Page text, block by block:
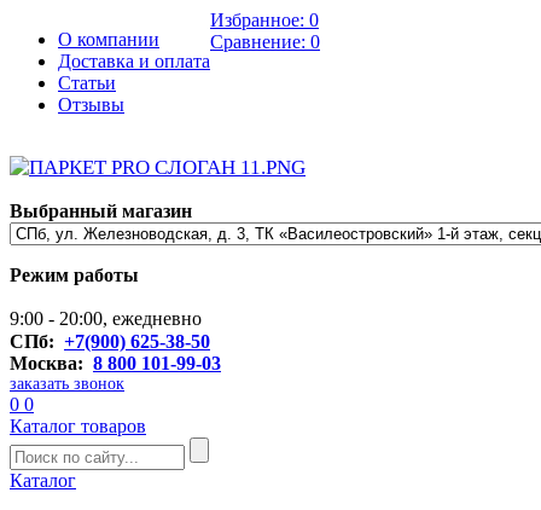
О компании
Доставка и оплата
Статьи
Отзывы
Избранное: 0
Сравнение: 0
Выбранный магазин
Режим работы
9:00 - 20:00, ежедневно
СПб: +7(900) 625-38-50
Москва: 8 800 101-99-03
заказать звонок
0 0
Каталог товаров
Каталог